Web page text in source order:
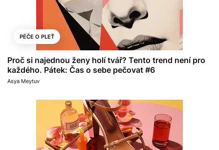
PÉČE O PLEŤ
Proč si najednou ženy holí tvář? Tento trend není pro
každého. Pátek: Čas o sebe pečovat #6
Asya Meytuv